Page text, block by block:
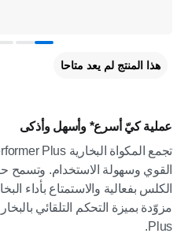
عملية كيّ أسرع* وأسهل وأذكى
القوي وسهولة الاستخدام. وتسمح
الكلس بفعالية والاستمتاع بأداء
Plus.
هذا المنتج لم يعد متاحا